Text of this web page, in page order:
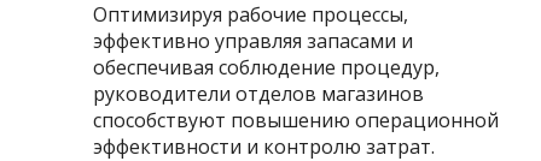
Оптимизируя рабочие процессы,
эффективно управляя запасами и
обеспечивая соблюдение процедур,
руководители отделов магазинов
способствуют повышению операционной
эффективности и контролю затрат.